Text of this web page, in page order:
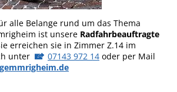
Infokalender
Zahlen & Fakten
Angebote für Geflüchtete
Wirtschaft + Handel
alle Belange rund um das Thema
ist unsere Radfahrbeauftragte
erreichen sie in Zimmer Z.14 im
unter
07143 972 14 oder per Mail